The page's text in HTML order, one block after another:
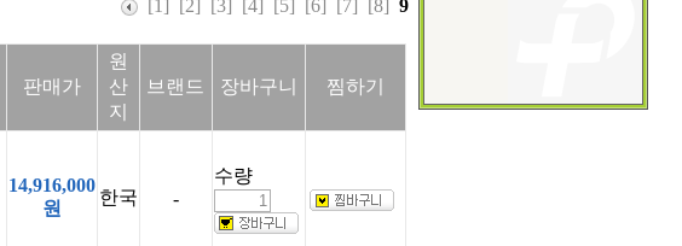
[1] [2] [3] [4] [5] [6] [7] [8] 9
판매가
원
산
지
브랜드 장바구니 찜하기
14,916,000
원
한국 -
수량